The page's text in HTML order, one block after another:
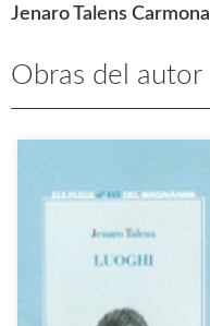
Jenaro Talens Carmona
Obras del autor